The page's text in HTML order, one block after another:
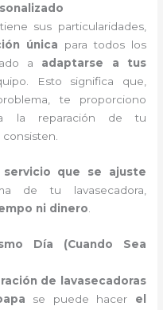
tiene sus particularidades,
única para todos los
a adaptarse a tus
Esto significa que,
te proporciono
la reparación de tu
que se ajuste
de tu lavasecadora,
ni dinero
Día (Cuando Sea
de lavasecadoras
se puede hacer el